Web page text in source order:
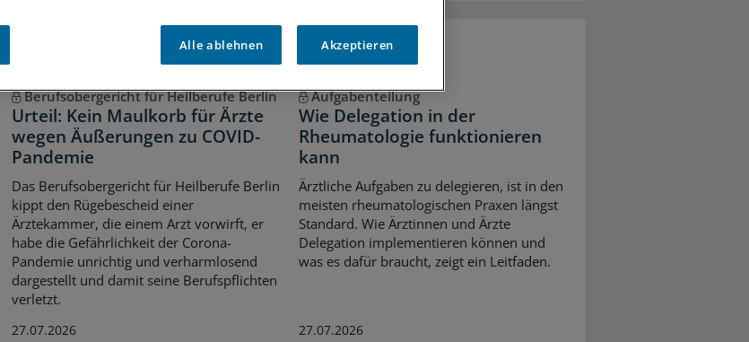
Berufsobergericht für Heilberufe Berlin
Urteil: Kein Maulkorb für Ärzte
wegen Äußerungen zu COVID-
Pandemie
Das Berufsobergericht für Heilberufe Berlin
kippt den Rügebescheid einer
Ärztekammer, die einem Arzt vorwirft, er
habe die Gefährlichkeit der Corona-
Pandemie unrichtig und verharmlosend
dargestellt und damit seine Berufspflichten
verletzt.
27.07.2026
Aufgabenteilung
Wie Delegation in der
Rheumatologie funktionieren
kann
Ärztliche Aufgaben zu delegieren, ist in den
meisten rheumatologischen Praxen längst
Standard. Wie Ärztinnen und Ärzte
Delegation implementieren können und
was es dafür braucht, zeigt ein Leitfaden.
27.07.2026
Alle ablehnen Akzeptieren